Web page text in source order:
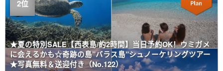
★夏の特別SALE【西表島/約2時間】当日予約OK！ウミガメ
に会えるかも☆奇跡の島”バラス島”シュノーケリングツアー
★写真無料＆送迎付き（No.122）